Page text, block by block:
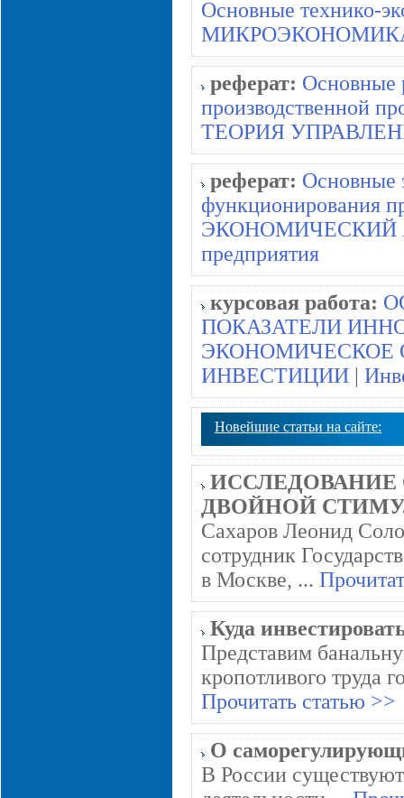
Основные технико-
реферат: Основные
производственной
ТЕОРИЯ
реферат: Основные
функционирования
ЭКОНОМИЧЕСКИЙ
предприятия
курсовая работа:
ПОКАЗАТЕЛИ
ЭКОНОМИЧЕСКОЕ
ИНВЕСТИЦИИ |
Новейшие статьи на сайте:
ИССЛЕДОВАНИЕ
ДВОЙНОЙ
Сахаров Леонид
сотрудник
в Москве, ...
Куда
Представим
кропотливого труда
Прочитать статью >>
О
В России